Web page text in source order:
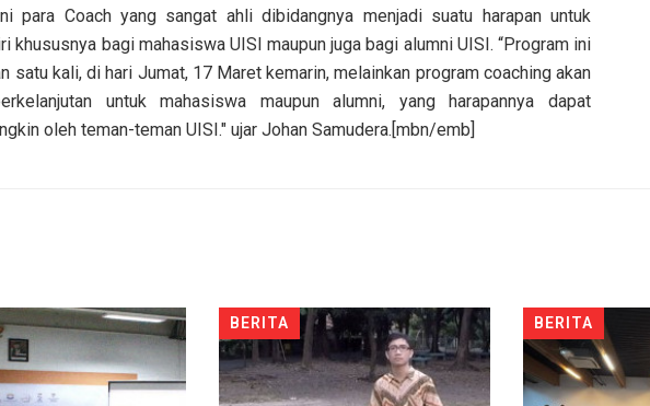
para Coach yang sangat ahli dibidangnya menjadi suatu harapan untuk
khususnya bagi mahasiswa UISI maupun juga bagi alumni UISI. “Program ini
satu kali, di hari Jumat, 17 Maret kemarin, melainkan program coaching akan
untuk mahasiswa maupun alumni, yang harapannya dapat
oleh teman-teman UISI." ujar Johan Samudera.[mbn/emb]
BERITA BERITA